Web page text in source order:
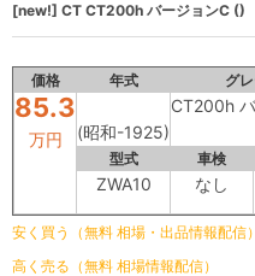
[new!] CT CT200h バージョンC ()
価格 年式 グ
85.3
万円 (昭和-1925)
CT200h
型式 車検
ZWA10 なし
安く買う（無料 相場・出品情報配信）
高く売る（無料 相場情報配信）